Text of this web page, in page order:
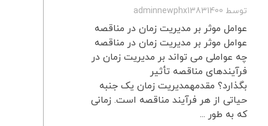
توسط adminnewphx13831400
عوامل موثر بر مدیریت زمان در مناقصه
عوامل موثر بر مدیریت زمان در مناقصه
چه عواملی می تواند بر مدیریت زمان در
فرآیندهای مناقصه تأثیر
بگذارد؟ مقدمهمدیریت زمان یک جنبه
حیاتی از هر فرآیند مناقصه است. زمانی
که به طور ...